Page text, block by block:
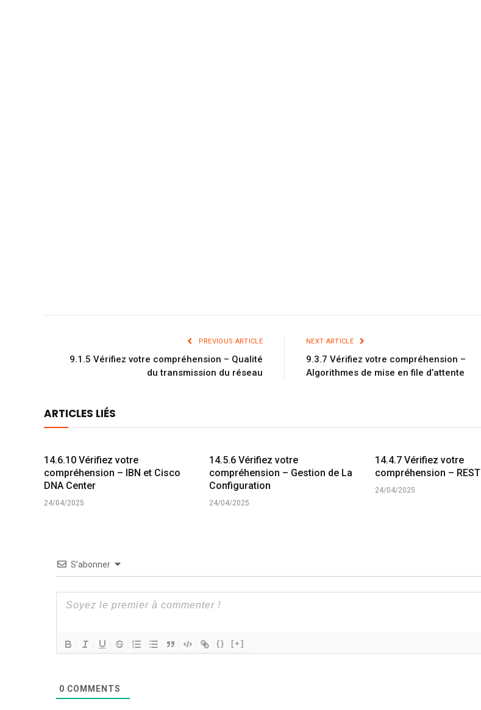
PREVIOUS ARTICLE
9.1.5 Vérifiez votre compréhension – Qualité
du transmission du réseau
NEXT ARTICLE
9.3.7 Vérifiez votre compréhension –
Algorithmes de mise en file d’attente
ARTICLES LIÉS
14.6.10 Vérifiez votre
compréhension – IBN et Cisco
DNA Center
24/04/2025
14.5.6 Vérifiez votre
compréhension – Gestion de La
Configuration
24/04/2025
14.4.7 Vérifiez votre
compréhension – REST
24/04/2025
S’abonner
{} [+]
0 COMMENTS